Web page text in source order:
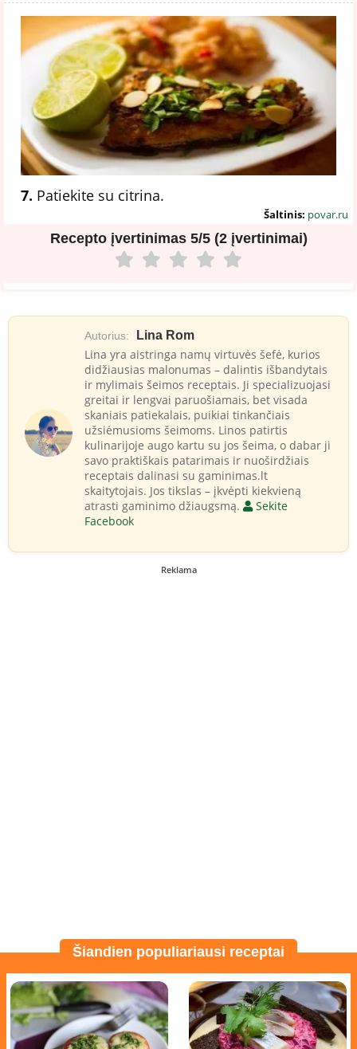
7. Patiekite su citrina.
Šaltinis: povar.ru
Recepto įvertinimas 5/5 (2 įvertinimai)
Autorius: Lina Rom
Lina yra aistringa namų virtuvės šefė, kurios
didžiausias malonumas – dalintis išbandytais
ir mylimais šeimos receptais. Ji specializuojasi
greitai ir lengvai paruošiamais, bet visada
skaniais patiekalais, puikiai tinkančiais
užsiėmusioms šeimoms. Linos patirtis
kulinarijoje augo kartu su jos šeima, o dabar ji
savo praktiškais patarimais ir nuoširdžiais
receptais dalinasi su gaminimas.lt
skaitytojais. Jos tikslas – įkvėpti kiekvieną
atrasti gaminimo džiaugsmą.
Sekite
Facebook
Reklama
Šiandien populiariausi receptai